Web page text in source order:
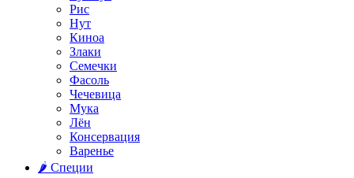
Рис
Нут
Киноа
Злаки
Семечки
Фасоль
Чечевица
Мука
Лён
Консервация
Варенье
🌶️ Специи